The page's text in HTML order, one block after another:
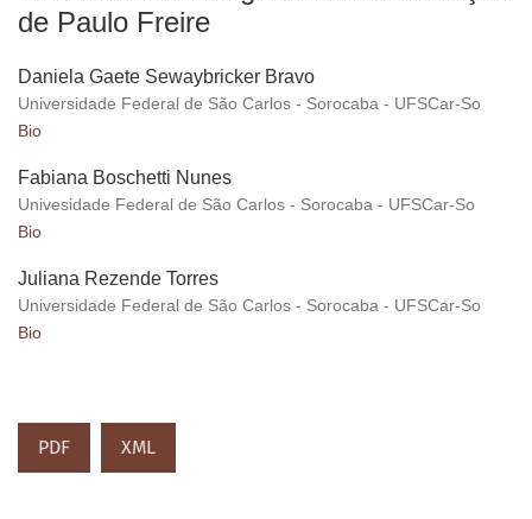
de Paulo Freire
Daniela Gaete Sewaybricker Bravo
Universidade Federal de São Carlos - Sorocaba - UFSCar-So
Bio
Fabiana Boschetti Nunes
Univesidade Federal de São Carlos - Sorocaba - UFSCar-So
Bio
Juliana Rezende Torres
Universidade Federal de São Carlos - Sorocaba - UFSCar-So
Bio
PDF XML